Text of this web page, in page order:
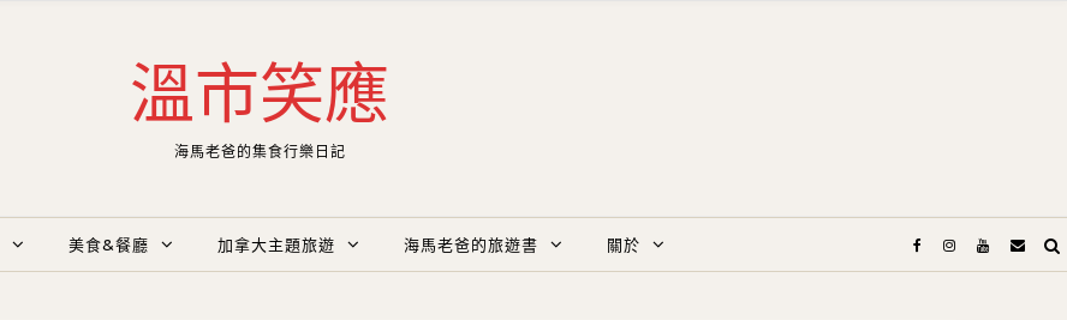
溫市笑應
海馬老爸的集食行樂日記
美食&餐廳 加拿大主題旅遊 海馬老爸的旅遊書 關於